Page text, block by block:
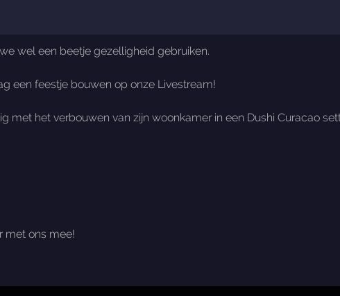
wel een beetje gezelligheid gebruiken.
een feestje bouwen op onze Livestream!
met het verbouwen van zijn woonkamer in een Dushi Curacao
met ons mee!